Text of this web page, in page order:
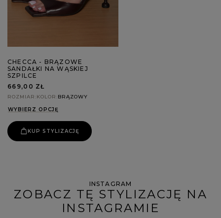
CHECCA - BRĄZOWE
SANDAŁKI NA WĄSKIEJ
SZPILCE
669,00 ZŁ
ROZMIAR KOLOR BRĄZOWY
WYBIERZ OPCJĘ
KUP STYLIZACJĘ
INSTAGRAM
ZOBACZ TĘ STYLIZACJĘ NA
INSTAGRAMIE